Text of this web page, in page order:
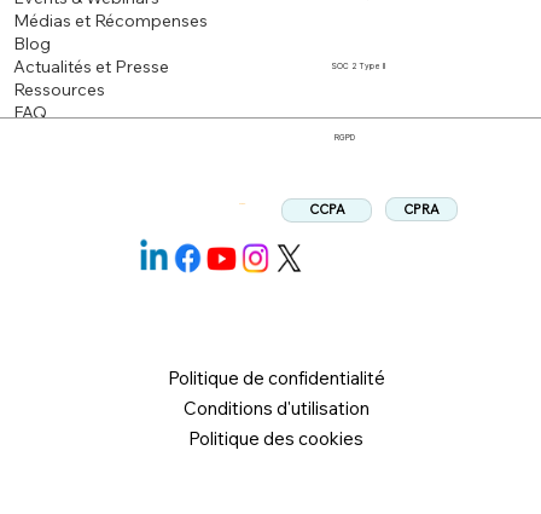
Médias et Récompenses
Blog
Actualités et Presse
Ressources
FAQ
Politique de confidentialité
Conditions d'utilisation
Politique des cookies
SOC 2 Type II
RGPD
CCPA CPRA